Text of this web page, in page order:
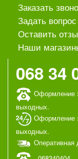
Заказать
Задать вопрос
Оставить
Наши
068 34
Оформление
выходных.
Оформление
выходных.
Оперативная